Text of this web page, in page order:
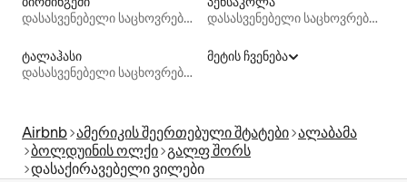
დასასვენებელი საცხოვრებლები
დასასვენებელი საცხოვრებლები
ტალაჰასი
დასასვენებელი საცხოვრებლები
მეტის ჩვენება
Airbnb ამერიკის შეერთებული შტატები ალაბამა
ბოლდუინის ოლქი გალფ შორს
დასაქირავებელი ვილები